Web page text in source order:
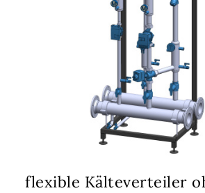
flexible Kälteverteiler